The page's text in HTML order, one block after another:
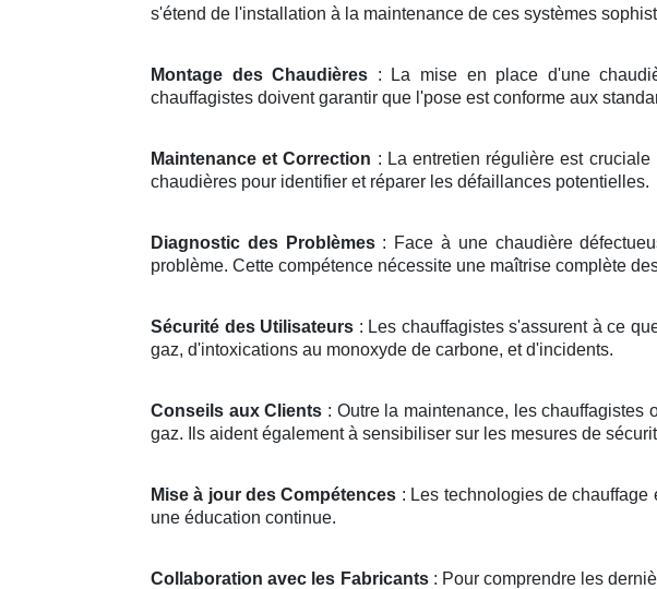
s'étend de l'installation à la maintenance de ces systèmes
Montage des Chaudières : La mise en place d'une
chauffagistes doivent garantir que l'pose est conforme aux
Maintenance et Correction : La entretien régulière est
chaudières pour identifier et réparer les défaillances potentielles.
Diagnostic des Problèmes: Face à une chaudière
problème. Cette compétence nécessite une maîtrise complète
Sécurité des Utilisateurs : Les chauffagistes s'assurent à ce
gaz, d'intoxications au monoxyde de carbone, et d'incidents.
Conseils aux Clients : Outre la maintenance, les chauffagistes
gaz. Ils aident également à sensibiliser sur les mesures de
Mise à jour des Compétences : Les technologies de
une éducation continue.
Collaboration avec les Fabricants: Pour comprendre les